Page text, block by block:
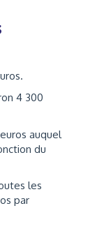
4 300
auquel
du
les
par